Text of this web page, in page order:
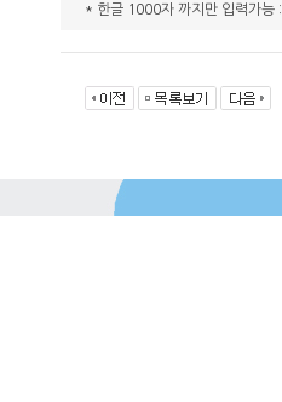
* 한글 1000자 까지만 입력가능 :